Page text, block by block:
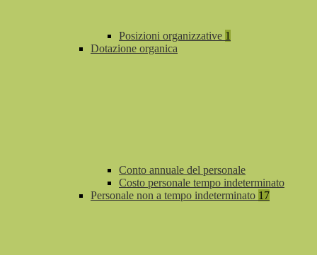
Posizioni organizzative 1
Dotazione organica
Conto annuale del personale
Costo personale tempo indeterminato
Personale non a tempo indeterminato 17